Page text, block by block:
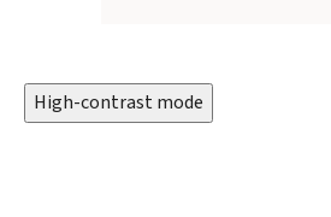
High-contrast mode